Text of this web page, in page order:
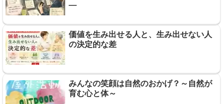
―
価値を生み出せる人と、生み出せない人
の決定的な差
みんなの笑顔は自然のおかげ？～自然が
育む心と体～